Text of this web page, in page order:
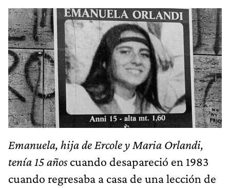
Emanuela, hija de Ercole y Maria Orlandi,
tenía 15 añoscuando desapareció en 1983
cuando regresaba a casa de una lección de